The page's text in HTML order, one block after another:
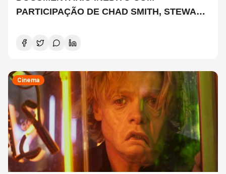
PARTICIPAÇÃO DE CHAD SMITH, STEWART
Cinema